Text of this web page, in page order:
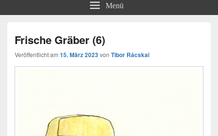
Menü
Frische Gräber (6)
Veröffentlicht am 15. März 2023von Tibor Rácskai